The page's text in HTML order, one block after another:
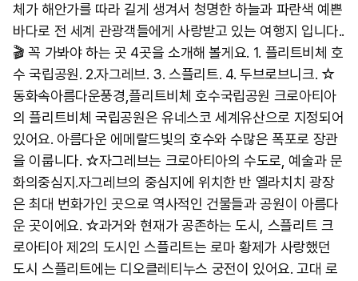
체가 해안가를 따라 길게 생겨서 청명한 하늘과 파란색 예쁜
바다로 전 세계 관광객들에게 사랑받고 있는 여행지 입니다..
🎬 꼭 가봐야 하는 곳 4곳을 소개해 볼게요. 1. 플리트비체 호
수 국립공원. 2.자그레브. 3. 스플리트. 4. 두브로브니크. ☆​
동화속아름다운풍경,플리트비체 호수국립공원 크로아티아
의 플리트비체 국립공원은 유네스코 세계유산으로 지정되어
있어요. 아름다운 에메랄드빛의 호수와 수많은 폭포로 장관
을 이룹니다. ☆자그레브는 크로아티아의 수도로, 예술과 문
화의중심지. ​자그레브의 중심지에 위치한 반 옐라치치 광장
은 최대 번화가인 곳으로 역사적인 건물들과 공원이 아름다
운 곳이에요. ☆​과거와 현재가 공존하는 도시, 스플리트 크
로아티아 제2의 도시인 스플리트는 로마 황제가 사랑했던
도시 스플리트에는 디오클레티누스 궁전이 있어요. 고대 로